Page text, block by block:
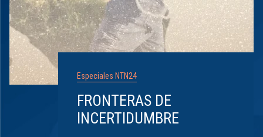
Especiales NTN24
FRONTERAS DE
INCERTIDUMBRE